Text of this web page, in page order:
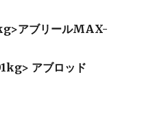
アブリールMAX-
アブロッド